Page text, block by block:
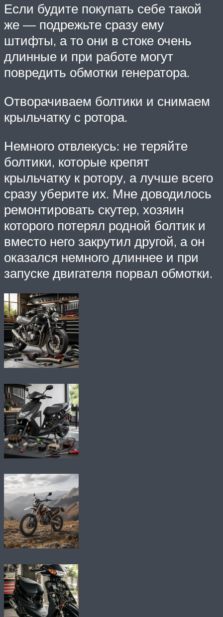
Если будите покупать себе такой
же — подрежьте сразу ему
штифты, а то они в стоке очень
длинные и при работе могут
повредить обмотки генератора.
Отворачиваем болтики и снимаем
крыльчатку с ротора.
Немного отвлекусь: не теряйте
болтики, которые крепят
крыльчатку к ротору, а лучше всего
сразу уберите их. Мне доводилось
ремонтировать скутер, хозяин
которого потерял родной болтик и
вместо него закрутил другой, а он
оказался немного длиннее и при
запуске двигателя порвал обмотки.